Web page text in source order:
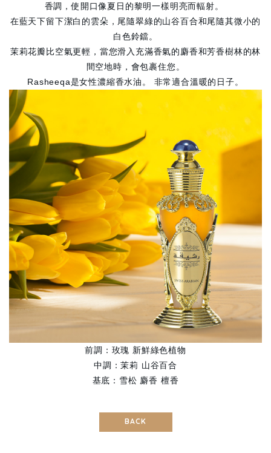
香調，使開口像夏日的黎明一樣明亮而輻射。
在藍天下留下潔白的雲朵，尾隨翠綠的山谷百合和尾隨其微小的
白色鈴鐺。
茉莉花瓣比空氣更輕，當您滑入充滿香氣的麝香和芳香樹林的林
間空地時，會包裹住您。
Rasheeqa是女性濃縮香水油。 非常適合溫暖的日子。
前調：玫瑰 新鮮綠色植物
中調：茉莉 山谷百合
基底：雪松 麝香 檀香
BACK